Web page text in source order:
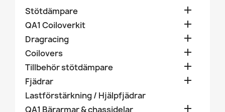
Stötdämpare 
QA1 Coiloverkit 
Dragracing 
Coilovers 
Tillbehör stötdämpare 
Fjädrar 
Lastförstärkning / Hjälpfjädrar
QA1 Bärarmar & chassidelar
